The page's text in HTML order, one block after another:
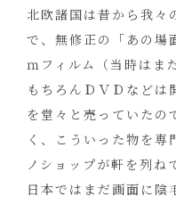
北欧諸国は昔から我々
で、無修正の「あの場
ｍフィルム（当時はま
もちろんＤＶＤなどは
を堂々と売っていたの
く、こういった物を
ノショップが軒を列ね
日本ではまだ画面に陰